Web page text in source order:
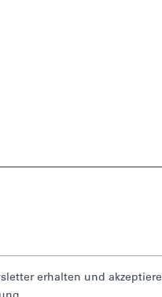
erhalten und akzeptiere